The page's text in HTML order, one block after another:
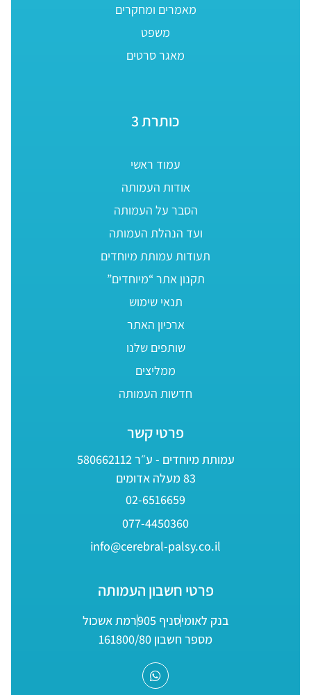
מאמרים ומחקרים
משפט
מאגר סרטים
כותרת 3
עמוד ראשי
אודות העמותה
הסבר על העמותה
ועד הנהלת העמותה
תעודות עמותת מיוחדים
תקנון אתר “מיוחדים”
תנאי שימוש
ארכיון האתר
שותפים שלנו
ממליצים
חדשות העמותה
פרטי קשר
עמותת מיוחדים - ע״ר 580662112
83 מעלה אדומים
02-6516659
077-4450360
info@cerebral-palsy.co.il
פרטי חשבון העמותה
בנק לאומיסניף 905
רמת אשכול
מספר חשבון 161800/80